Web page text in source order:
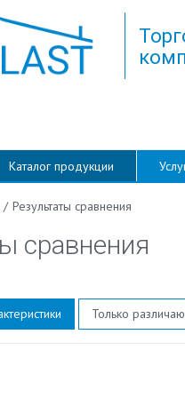
Каталог продукции
/ Результаты сравнения
сравнения
Только